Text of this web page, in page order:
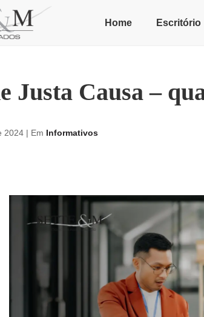
Home Escritório
Justa Causa –
2024 | Em Informativos